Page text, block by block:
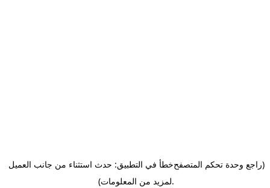
خطأ في التطبيق: حدث استثناء من جانب العميل(راجع وحدة تحكم المتصفح
لمزيد من المعلومات).